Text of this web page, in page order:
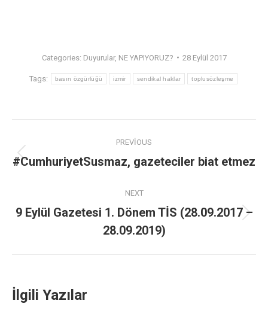
Categories: Duyurular, NE YAPIYORUZ? 28 Eylül 2017
Tags: basın özgürlüğü izmir sendikal haklar toplusözleşme
PREVIOUS
#CumhuriyetSusmaz, gazeteciler biat etmez
NEXT
9 Eylül Gazetesi 1. Dönem TİS (28.09.2017 –
28.09.2019)
İlgili Yazılar